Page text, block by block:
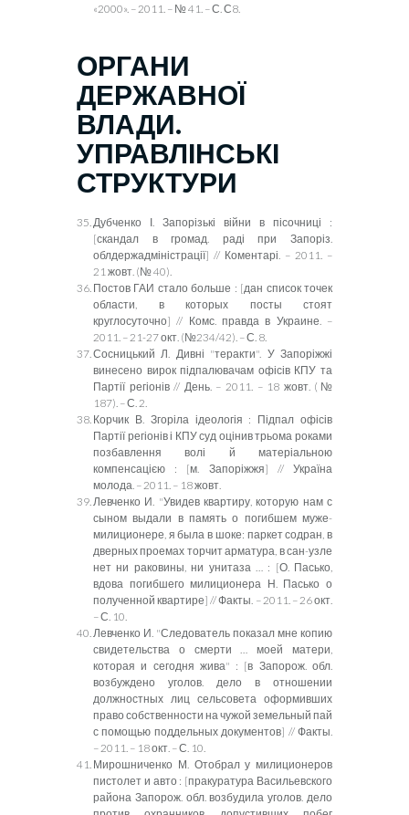
«2000». – 2011. – № 41. – С. С8.
ОРГАНИ
ДЕРЖАВНОЇ
ВЛАДИ.
УПРАВЛІНСЬКІ
СТРУКТУРИ
Дубченко І. Запорізькі війни в пісочниці :
[скандал в громад. раді при Запоріз.
облдержадміністрації] // Коментарі. – 2011. –
21 жовт. (№ 40).
Постов ГАИ стало больше : [дан список точек
области, в которых посты стоят
круглосуточно] // Комс. правда в Украине. –
2011. – 21-27 окт. (№234/42). – С. 8.
Сосницький Л. Дивні "теракти". У Запоріжжі
винесено вирок підпалювачам офісів КПУ та
Партії регіонів // День. – 2011. – 18 жовт. (№
187). – С. 2.
Корчик В. Згоріла ідеологія : Підпал офісів
Партії регіонів і КПУ суд оцінив трьома роками
позбавлення волі й матеріальною
компенсацією : [м. Запоріжжя] // Україна
молода. – 2011. – 18 жовт.
Левченко И. "Увидев квартиру, которую нам с
сыном выдали в память о погибшем муже-
милиционере, я была в шоке: паркет содран, в
дверных проемах торчит арматура, в сан-узле
нет ни раковины, ни унитаза … : [О. Пасько,
вдова погибшего милиционера Н. Пасько о
полученной квартире] // Факты. – 2011. – 26 окт.
– С. 10.
Левченко И. "Следователь показал мне копию
свидетельства о смерти … моей матери,
которая и сегодня жива" : [в Запорож. обл.
возбуждено уголов. дело в отношении
должностных лиц сельсовета оформивших
право собственности на чужой земельный пай
с помощью поддельных документов] // Факты.
– 2011. – 18 окт. – С. 10.
Мирошниченко М. Отобрал у милиционеров
пистолет и авто : [пракуратура Васильевского
района Запорож. обл. возбудила уголов. дело